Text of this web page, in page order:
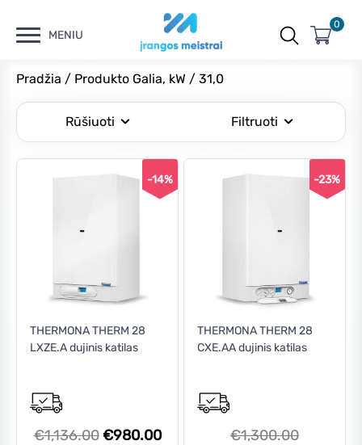
MENIU
0
Pradžia / Produkto Galia, kW / 31,0
Rūšiuoti Filtruoti
kaina
kaina
Filtruoti
Kaina:€980 — €1,000
-14%
THERMONA THERM 28
LXZE.A dujinis katilas
€1,136.00 Original
€980.00Current
-23%
THERMONA THERM 28
CXE.AA dujinis katilas
€1,300.00Original